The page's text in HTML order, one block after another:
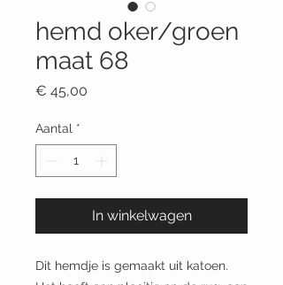
hemd oker/groen
maat 68
€ 45,00
Aantal *
In winkelwagen
Dit hemdje is gemaakt uit katoen.